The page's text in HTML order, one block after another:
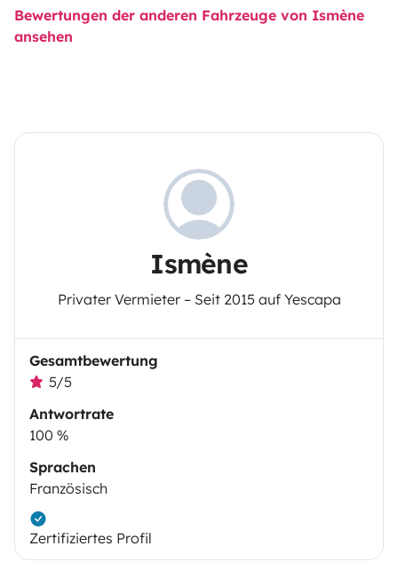
Bewertungen der anderen Fahrzeuge von Ismène
ansehen
Ismène
Privater Vermieter – Seit 2015 auf Yescapa
Gesamtbewertung
5/5
Antwortrate
100 %
Sprachen
Französisch
Zertifiziertes Profil